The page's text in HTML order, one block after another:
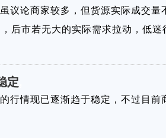
议论商家较多，但货源实际成交
后市若无大的实际需求拉动，低迷
定
行情现已逐渐趋于稳定，不过目